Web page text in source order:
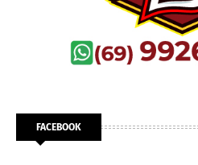
FACEBOOK